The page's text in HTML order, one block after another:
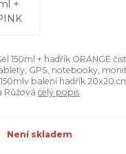
150ml + hadřík ORANGE
GPS, notebooky,
balení hadřík 20x20
Růžová celý popis
Není skladem